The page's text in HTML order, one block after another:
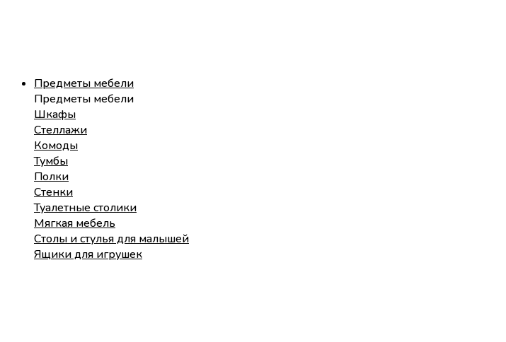
Предметы мебели
Предметы мебели
Шкафы
Стеллажи
Комоды
Тумбы
Полки
Стенки
Туалетные столики
Мягкая мебель
Столы и стулья для малышей
Ящики для игрушек